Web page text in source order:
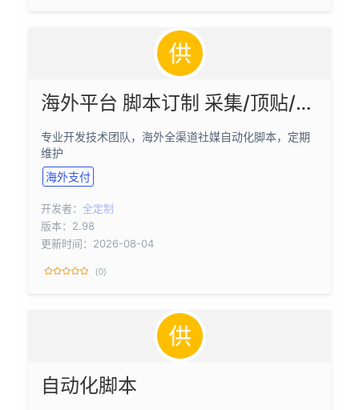
海外平台 脚本订制 采集/顶贴/转贴/私信群发等
专业开发技术团队，海外全渠道社媒自动化脚本，定期
维护
海外支付
开发者： 全定制
版本：2.98
更新时间：2026-08-04
(0)
自动化脚本